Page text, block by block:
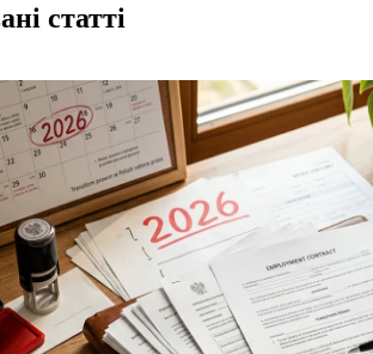
статті